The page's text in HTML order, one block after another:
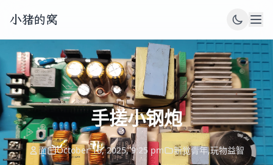
小猪的窝
手搓小钢炮
面 October 16, 2025, 9:25 pm 新觉青年,玩物益智